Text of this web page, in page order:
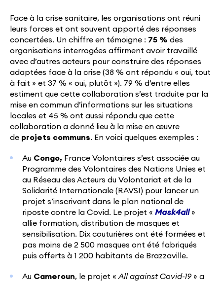
Face à la crise sanitaire, les organisations ont réuni
leurs forces et ont souvent apporté des réponses
concertées. Un chiffre en témoigne : 75 % des
organisations interrogées affirment avoir travaillé
avec d’autres acteurs pour construire des réponses
adaptées face à la crise (38 % ont répondu « oui, tout
à fait » et 37 % « oui, plutôt »). 79 % d’entre elles
estiment que cette collaboration s’est traduite par la
mise en commun d’informations sur les situations
locales et 45 % ont aussi répondu que cette
collaboration a donné lieu à la mise en œuvre
de projets communs. En voici quelques exemples :
Au Congo, France Volontaires s’est associée au
Programme des Volontaires des Nations Unies et
au Réseau des Acteurs du Volontariat et de la
Solidarité Internationale (RAVSI) pour lancer un
projet s’inscrivant dans le plan national de
riposte contre la Covid. Le projet « Mask4all »
allie formation, distribution de masques et
sensibilisation. Dix couturières ont été formées et
pas moins de 2 500 masques ont été fabriqués
puis offerts à 1 200 habitants de Brazzaville.
Au Cameroun, le projet « All against Covid-19 » a